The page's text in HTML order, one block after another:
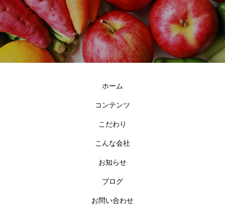
ホーム
コンテンツ
こだわり
こんな会社
お知らせ
ブログ
お問い合わせ